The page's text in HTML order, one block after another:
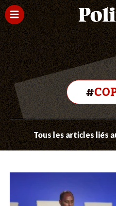
#
Tous les articles liés